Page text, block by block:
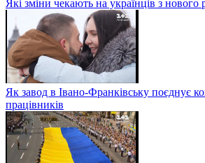
Які зміни чекають на українців з нового
Як завод в Івано-Франківську поєднує
працівників